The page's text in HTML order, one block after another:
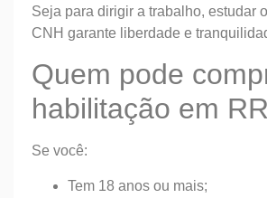
Seja para dirigir a trabalho, estudar
CNH garante liberdade e
Quem pode
habilitação em
Se você:
Tem 18 anos ou mais;